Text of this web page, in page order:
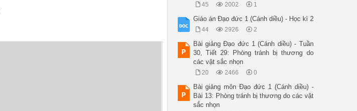
45 2002 1
Giáo án Đạo đức 1 (Cánh diều) - Học kì 2
44 2926 2
Bài giảng Đạo đức 1 (Cánh diều) - Tuần
30, Tiết 29: Phòng tránh bị thương do
các vật sắc nhọn
20 2466 0
Bài giảng môn Đạo đức 1 (Cánh diều) -
Bài 13: Phòng tránh bị thương do các vật
sắc nhọn